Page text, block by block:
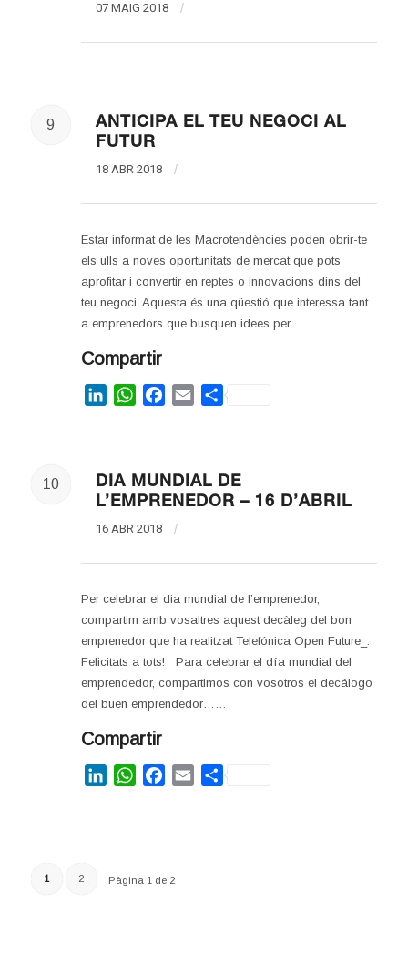
07 MAIG 2018 /
9
ANTICIPA EL TEU NEGOCI AL
FUTUR
18 ABR 2018 /
Estar informat de les Macrotendències poden obrir-te
els ulls a noves oportunitats de mercat que pots
aprofitar i convertir en reptes o innovacions dins del
teu negoci. Aquesta és una qüestió que interessa tant
a emprenedors que busquen idees per……
Compartir
LinkedInWhatsAppFacebook
EmailShare
10
DIA MUNDIAL DE
L’EMPRENEDOR – 16 D’ABRIL
16 ABR 2018 /
Per celebrar el dia mundial de l’emprenedor,
compartim amb vosaltres aquest decàleg del bon
emprenedor que ha realitzat Telefónica Open Future_.
Felicitats a tots! Para celebrar el día mundial del
emprendedor, compartimos con vosotros el decálogo
del buen emprendedor……
Compartir
LinkedInWhatsAppFacebook
EmailShare
Pàgina 1 de 2
1 2